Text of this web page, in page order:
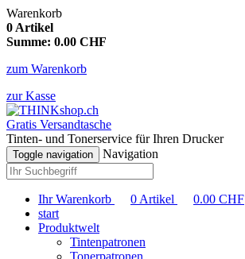
Warenkorb
0 Artikel
Summe: 0.00 CHF
zum Warenkorb
zur Kasse
Gratis Versandtasche
Tinten- und Tonerservice für Ihren Drucker
Toggle navigation Navigation
Ihr Warenkorb 0 Artikel 0.00 CHF
start
Produktwelt
Tintenpatronen
Tonerpatronen